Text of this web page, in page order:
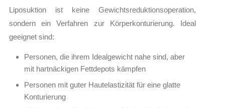
Liposuktion ist keine Gewichtsreduktionsoperation,
sondern ein Verfahren zur Körperkonturierung. Ideal
geeignet sind:
Personen, die ihrem Idealgewicht nahe sind, aber
mit hartnäckigen Fettdepots kämpfen
Personen mit guter Hautelastizität für eine glatte
Konturierung